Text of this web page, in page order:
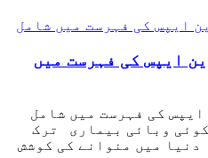
ایپس کی فہرست میں
کی فہرست میں شامل
وبائی بیماری ترک
میں منوانے کی کوشش